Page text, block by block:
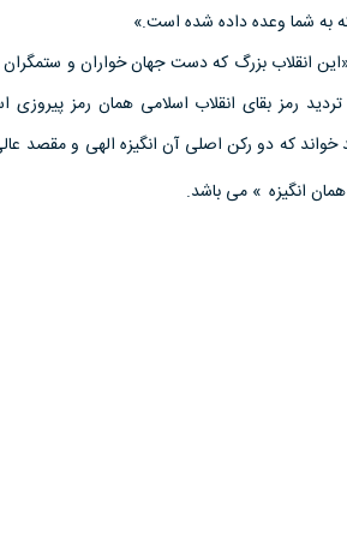
به شما وعده داده شده است.»
انقلاب بزرگ که دست جهان خواران و ستمگران
رمز بقای انقلاب اسلامی همان رمز
خواند که دو رکن اصلی آن انگیزه الهی و مقصد
انگیزه » می باشد.